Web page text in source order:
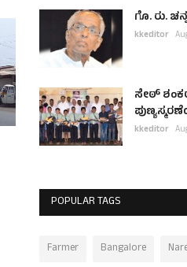
ಗೊ. ರು.
kkeditor
ಸೇಠ್
kkeditor
POPULAR TAGS
Farmer Bangalore